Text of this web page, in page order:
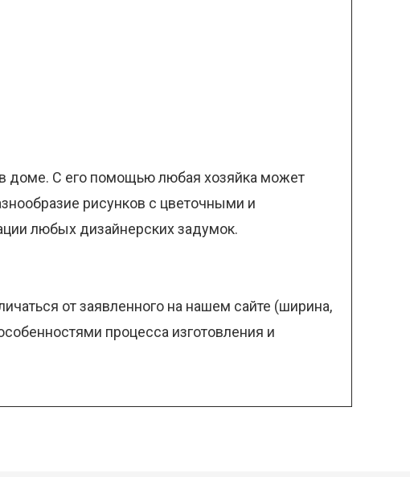
доме. С его помощью любая хозяйка может
рисунков с цветочными и
любых дизайнерских задумок.
от заявленного на нашем сайте (ширина,
процесса изготовления и